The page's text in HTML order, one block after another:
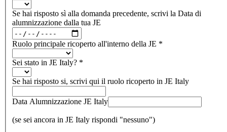
Se hai risposto sì alla domanda precedente, scrivi la Data di
alumnizzazione dalla tua JE
Ruolo principale ricoperto all'interno della JE *
Sei stato in JE Italy? *
Se hai risposto si, scrivi qui il ruolo ricoperto in JE Italy
Data Alumnizzazione JE Italy
(se sei ancora in JE Italy rispondi "nessuno")